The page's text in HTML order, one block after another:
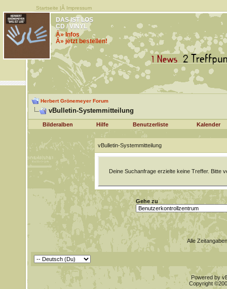
Startseite |Â Impressum
DAS IST LOS
CD / VINYL
Â» Infos
Â» jetzt bestellen!
Herbert Grönemeyer Forum
vBulletin-Systemmitteilung
Bilderalben Hilfe Benutzerliste Kalender
vBulletin-Systemmitteilung
Deine Suchanfrage erzielte keine Treffer. Bitte
Gehe zu
Alle
Powered by
Copyright